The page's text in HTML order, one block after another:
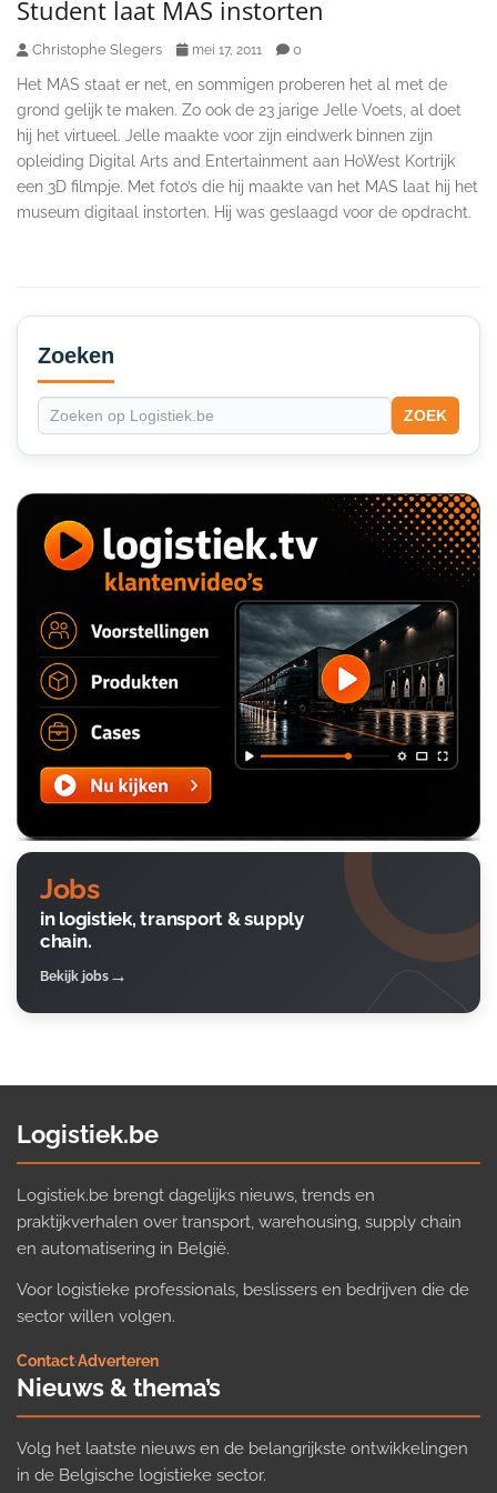
Student laat MAS instorten
Christophe Slegers mei 17, 2011 0
Het MAS staat er net, en sommigen proberen het al met de
grond gelijk te maken. Zo ook de 23 jarige Jelle Voets, al doet
hij het virtueel. Jelle maakte voor zijn eindwerk binnen zijn
opleiding Digital Arts and Entertainment aan HoWest Kortrijk
een 3D filmpje. Met foto’s die hij maakte van het MAS laat hij het
museum digitaal instorten. Hij was geslaagd voor de opdracht.
Secondary
Sidebar
Zoeken
ZOEK
Jobs
in logistiek, transport & supply
chain.
Bekijk jobs
Logistiek.be
Logistiek.be brengt dagelijks nieuws, trends en
praktijkverhalen over transport, warehousing, supply chain
en automatisering in België.
Voor logistieke professionals, beslissers en bedrijven die de
sector willen volgen.
Contact·Adverteren
Nieuws & thema’s
Volg het laatste nieuws en de belangrijkste ontwikkelingen
in de Belgische logistieke sector.